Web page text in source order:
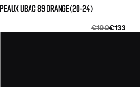
PEAUX UBAC 89 ORANGE(20-24)
€190€133